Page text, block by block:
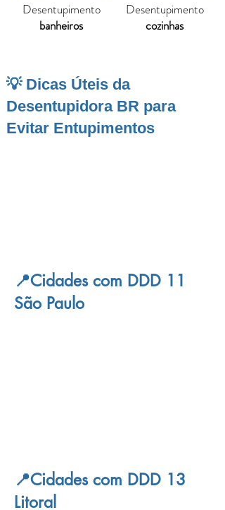
Desentupimento
banheiros
Desentupimento
cozinhas
💡 Dicas Úteis da
Desentupidora BR para
Evitar Entupimentos
📍Cidades com DDD 11
São Paulo
📍Cidades com DDD 13
Litoral